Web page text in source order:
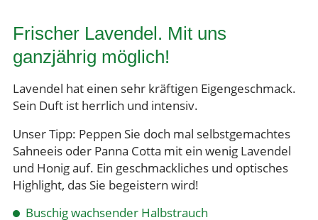
Frischer Lavendel. Mit uns
ganzjährig möglich!
Lavendel hat einen sehr kräftigen Eigengeschmack.
Sein Duft ist herrlich und intensiv.
Unser Tipp: Peppen Sie doch mal selbstgemachtes
Sahneeis oder Panna Cotta mit ein wenig Lavendel
und Honig auf. Ein geschmackliches und optisches
Highlight, das Sie begeistern wird!
Buschig wachsender Halbstrauch